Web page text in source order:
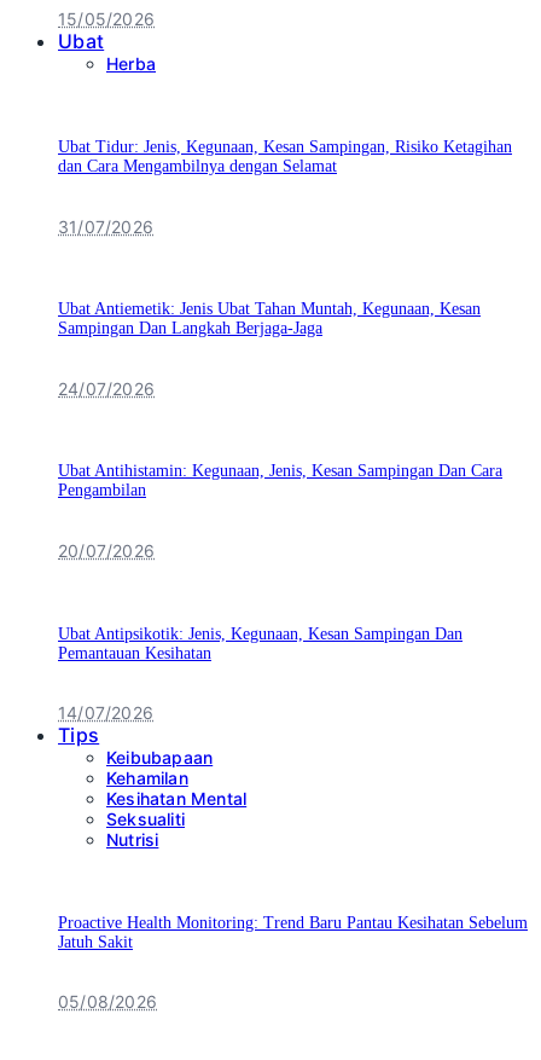
15/05/2026
Ubat
Herba
Ubat Tidur: Jenis, Kegunaan, Kesan Sampingan, Risiko Ketagihan
dan Cara Mengambilnya dengan Selamat
31/07/2026
Ubat Antiemetik: Jenis Ubat Tahan Muntah, Kegunaan, Kesan
Sampingan Dan Langkah Berjaga-Jaga
24/07/2026
Ubat Antihistamin: Kegunaan, Jenis, Kesan Sampingan Dan Cara
Pengambilan
20/07/2026
Ubat Antipsikotik: Jenis, Kegunaan, Kesan Sampingan Dan
Pemantauan Kesihatan
14/07/2026
Tips
Keibubapaan
Kehamilan
Kesihatan Mental
Seksualiti
Nutrisi
Proactive Health Monitoring: Trend Baru Pantau Kesihatan Sebelum
Jatuh Sakit
05/08/2026